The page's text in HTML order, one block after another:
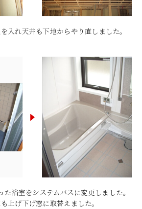
入れ天井も下地からやり直しました。
た浴室をシステムバスに変更しました。
上げ下げ窓に取替えました。